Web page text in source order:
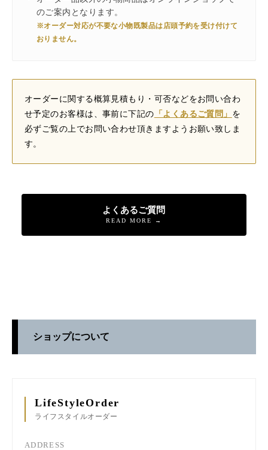
のご案内となります。
※オーダー対応が不要な小物既製品は店頭予約を受け付けて
おりません。
オーダーに関する概算見積もり・可否などをお問い合わ
せ予定のお客様は、事前に下記の 「よくあるご質問」 を
必ずご覧の上でお問い合わせ頂きますようお願い致しま
す。
よくあるご質問
READ MORE →
ショップについて
LifeStyleOrder
ライフスタイルオーダー
ADDRESS